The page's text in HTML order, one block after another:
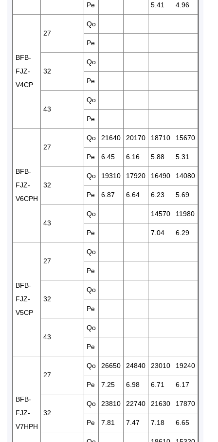
Pe 5.41 4.96
BFB-
FJZ-
V4CP
27
Qo
Pe
32
Qo
Pe
43
Qo
Pe
BFB-
FJZ-
V6CPH
27
Qo 21640 20170 18710 15670
Pe 6.45 6.16 5.88 5.31
32
Qo 19310 17920 16490 14080
Pe 6.87 6.64 6.23 5.69
43
Qo 14570 11980
Pe 7.04 6.29
BFB-
FJZ-
V5CP
27
Qo
Pe
32
Qo
Pe
43
Qo
Pe
BFB-
FJZ-
V7HPH
27
Qo 26650 24840 23010 19240
Pe 7.25 6.98 6.71 6.17
32
Qo 23810 22740 21630 17870
Pe 7.81 7.47 7.18 6.65